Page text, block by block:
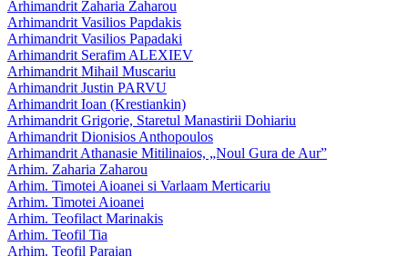
Arhimandrit Zaharia Zaharou
Arhimandrit Vasilios Papdakis
Arhimandrit Vasilios Papadaki
Arhimandrit Serafim ALEXIEV
Arhimandrit Mihail Muscariu
Arhimandrit Justin PARVU
Arhimandrit Ioan (Krestiankin)
Arhimandrit Grigorie, Staretul Manastirii Dohiariu
Arhimandrit Dionisios Anthopoulos
Arhimandrit Athanasie Mitilinaios, „Noul Gura de Aur”
Arhim. Zaharia Zaharou
Arhim. Timotei Aioanei si Varlaam Merticariu
Arhim. Timotei Aioanei
Arhim. Teofilact Marinakis
Arhim. Teofil Tia
Arhim. Teofil Paraian